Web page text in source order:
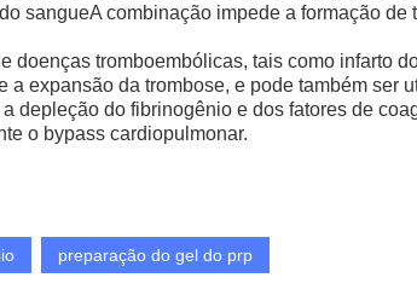
sangueA combinação impede a formação
doenças tromboembólicas, tais como infarto
expansão da trombose, e pode também ser
depleção do fibrinogênio e dos fatores de
o bypass cardiopulmonar.
preparação do gel do prp